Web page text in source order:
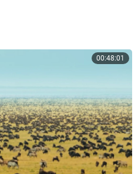
00:48:01